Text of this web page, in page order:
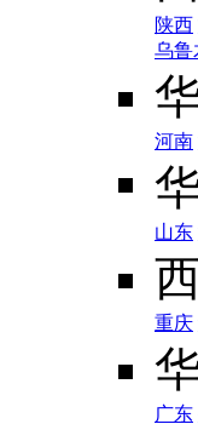
陕西
乌鲁
河南
山东
重庆
广东